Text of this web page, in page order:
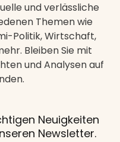
und verlässliche
Themen wie
Politik, Wirtschaft,
Bleiben Sie mit
und Analysen auf
Neuigkeiten
Newsletter.